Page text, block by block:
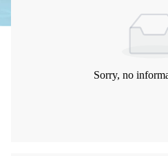
Sorry, no